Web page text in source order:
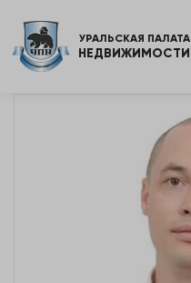
УРАЛЬСКАЯ ПАЛАТА
НЕДВИЖИМОСТИ